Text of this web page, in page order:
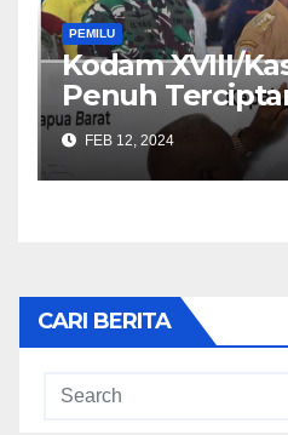
PEMILU
Kodam XVIII/
Penuh
Damai 2024
FEB 12, 2024
CARI BERITA